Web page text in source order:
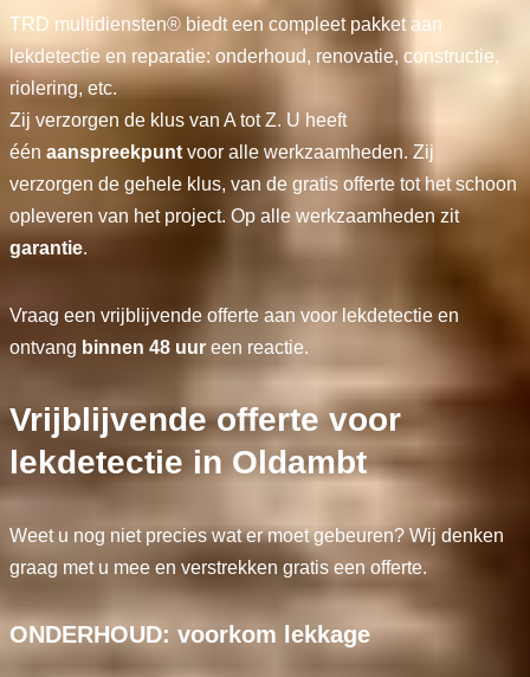
TRD multidiensten® biedt een compleet pakket aan
lekdetectie en reparatie: onderhoud, renovatie, constructie,
riolering, etc.
Zij verzorgen de klus van A tot Z. U heeft
één aanspreekpuntvoor alle werkzaamheden. Zij
verzorgen de gehele klus, van de gratis offerte tot het schoon
opleveren van het project. Op alle werkzaamheden zit
garantie.
Vraag een vrijblijvende offerte aan voor lekdetectie en
ontvang binnen 48 uureen reactie.
Vrijblijvende offerte voor
lekdetectie in Oldambt
Weet u nog niet precies wat er moet gebeuren? Wij denken
graag met u mee en verstrekken gratis een offerte.
ONDERHOUD: voorkom lekkage